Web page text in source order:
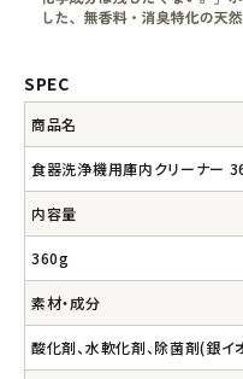
SPEC
商品名
食器洗浄機用庫内クリーナー
内容量
360g
素材・成分
酸化剤、水軟化剤、除菌剤(銀イ